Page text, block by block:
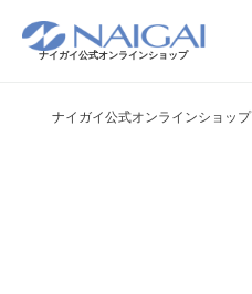
ナイガイ公式オンラインショップ
ナイガイ公式オンラインショップ